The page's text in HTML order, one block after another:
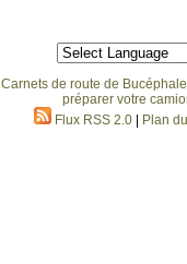
Carnets de route de
préparer votre
Flux RSS 2.0
Plan